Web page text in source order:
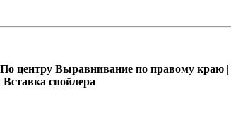
По центру Выравнивание по правому краю |
Вставка спойлера